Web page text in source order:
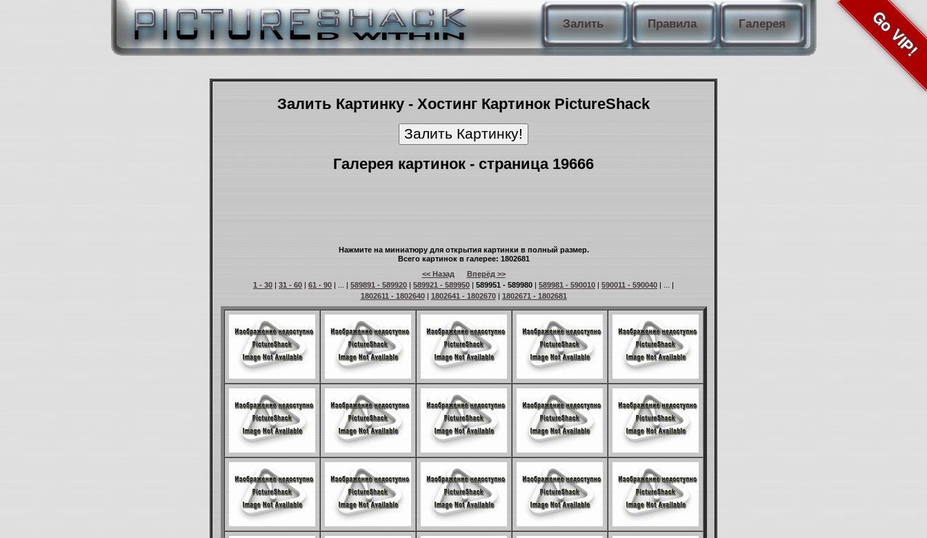
Залить Правила Галерея Go VIP!
Залить Картинку - Хостинг Картинок PictureShack
Галерея картинок - страница 19666
Нажмите на миниатюру для открытия картинки в полный размер.
Всего картинок в галерее: 1802681
<< Назад
Вперёд >>
1 - 30 | 31 - 60 | 61 - 90 | ... | 589891 - 589920 | 589921 - 589950 | 589951 - 589980 | 589981 - 590010 | 590011 - 590040 | ... |
1802611 - 1802640| 1802641 - 1802670| 1802671 - 1802681